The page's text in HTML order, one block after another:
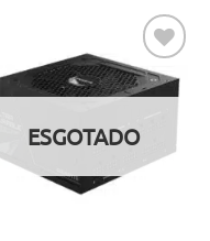
Adicionar
aos meus
ESGOTADO